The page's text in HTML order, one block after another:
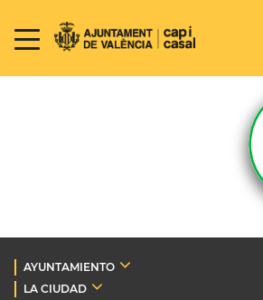
AYUNTAMIENTO
LA CIUDAD